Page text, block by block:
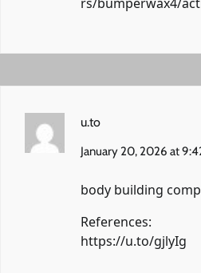
u.to
January 20, 2026 at
body building
References:
https://u.to/gjlyIg